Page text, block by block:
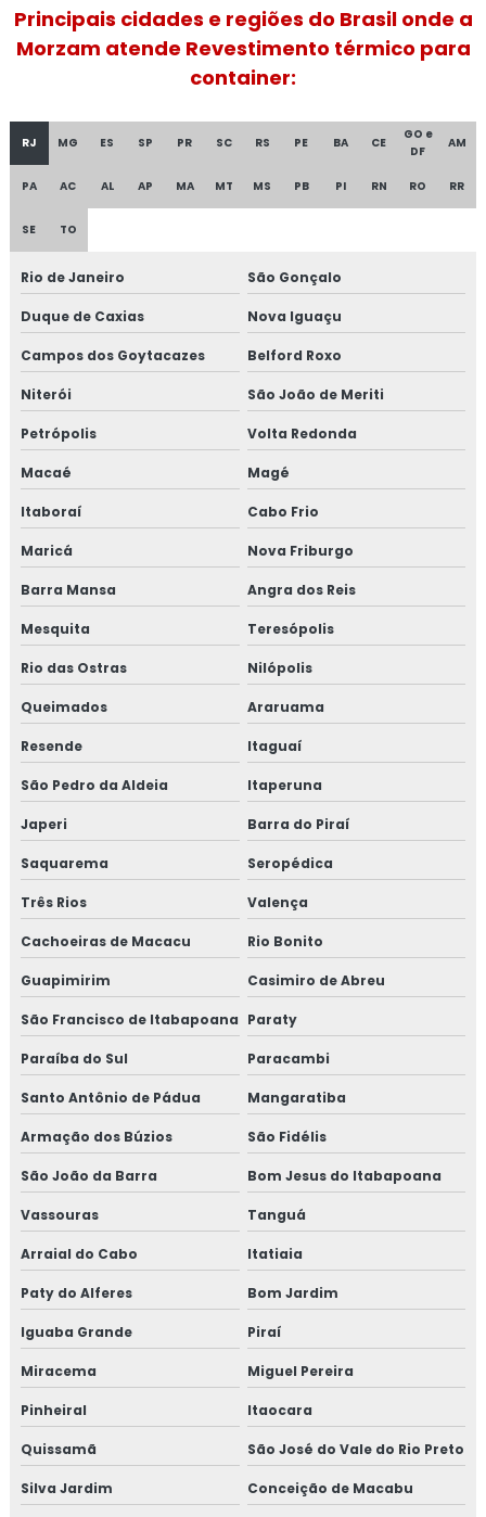
Fibra cerâmica isolamento térmico
Fornecedor de isolamento térmico industrial
Isolamento acústico industrial
Isolamento acústico industrial no rj
Isolamento acústico para funilaria industrial
Isolamento acústico para indústrias
Isolamento acústico para navios
Isolamento acústico para onshore
Isolamento acústico para refinarias
Isolamento aerogel
Isolamento aerogel térmico
Isolamento câmara fria
Isolamento de caldeira
Isolamento de descargas
Isolamento de duto
Isolamento de dutos de ar condicionado
Isolamento de tanques
Isolamento de turbinas
Isolamento fibra cerâmica
Isolamento industrial
Isolamento lã de rocha
Isolamento lã de rocha preço m2
Isolamento lã de rocha valor
Isolamento para tanques de água
Isolamento para térmico para tubulação de ar
condicionado
Isolamento para tubulação de ar condicionado
Isolamento poliuretano
Isolamento poliuretano expandido
Principais cidades e regiões do Brasil onde a
Morzam atende Revestimento térmico para
container:
RJ MG ES SP PR SC RS PE BA CE
GO e
DF
AM
PA AC AL AP MA MT MS PB PI RN RO RR
SE TO
Rio de Janeiro São Gonçalo
Duque de Caxias Nova Iguaçu
Campos dos Goytacazes Belford Roxo
Niterói São João de Meriti
Petrópolis Volta Redonda
Macaé Magé
Itaboraí Cabo Frio
Maricá Nova Friburgo
Barra Mansa Angra dos Reis
Mesquita Teresópolis
Rio das Ostras Nilópolis
Queimados Araruama
Resende Itaguaí
São Pedro da Aldeia Itaperuna
Japeri Barra do Piraí
Saquarema Seropédica
Três Rios Valença
Cachoeiras de Macacu Rio Bonito
Guapimirim Casimiro de Abreu
São Francisco de Itabapoana Paraty
Paraíba do Sul Paracambi
Santo Antônio de Pádua Mangaratiba
Armação dos Búzios São Fidélis
São João da Barra Bom Jesus do Itabapoana
Vassouras Tanguá
Arraial do Cabo Itatiaia
Paty do Alferes Bom Jardim
Iguaba Grande Piraí
Miracema Miguel Pereira
Pinheiral Itaocara
Quissamã São José do Vale do Rio Preto
Silva Jardim Conceição de Macabu